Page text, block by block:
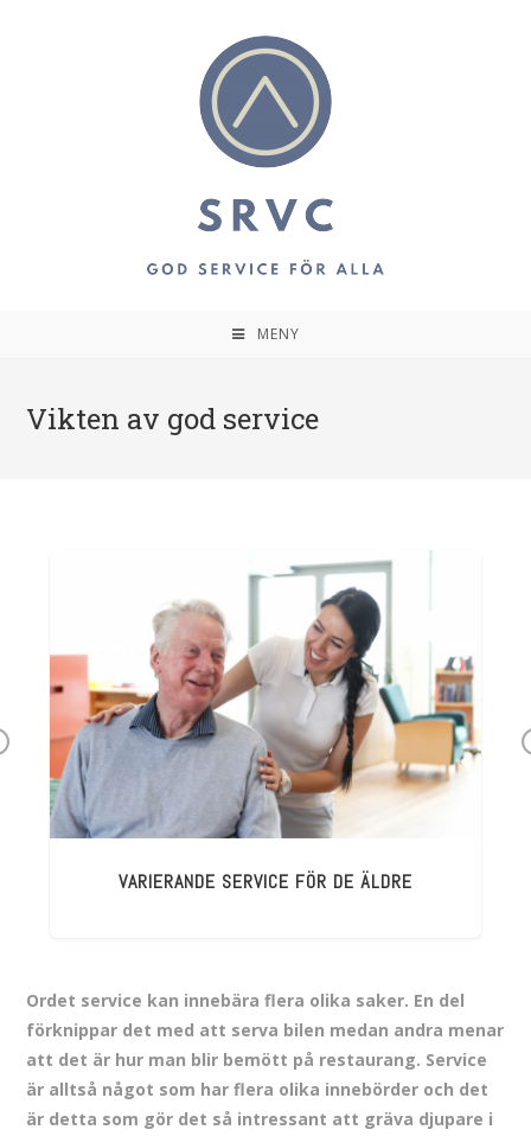
MENY
Vikten av god service
VARIERANDE SERVICE FÖR DE ÄLDRE
Ordet service kan innebära flera olika saker. En del
förknippar det med att serva bilen medan andra menar
att det är hur man blir bemött på restaurang. Service
är alltså något som har flera olika innebörder och det
är detta som gör det så intressant att gräva djupare i